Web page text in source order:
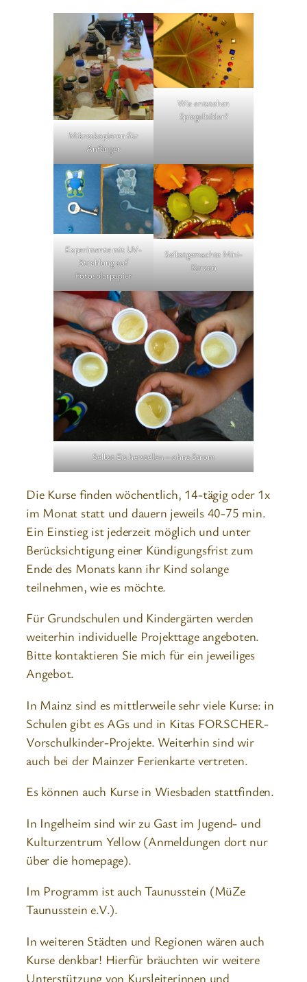
Mikroskopieren für
Anfänger
Wie entstehen
Spiegelbilder?
Experimente mit UV-
Strahlung auf
Fotosolarpapier
Selbstgemachte Mini-
Kerzen
Selbst Eis herstellen – ohne Strom
Die Kurse finden wöchentlich, 14-tägig oder 1x
im Monat statt und dauern jeweils 40-75 min.
Ein Einstieg ist jederzeit möglich und unter
Berücksichtigung einer Kündigungsfrist zum
Ende des Monats kann ihr Kind solange
teilnehmen, wie es möchte.
Für Grundschulen und Kindergärten werden
weiterhin individuelle Projekttage angeboten.
Bitte kontaktieren Sie mich für ein jeweiliges
Angebot.
In Mainz sind es mittlerweile sehr viele Kurse: in
Schulen gibt es AGs und in Kitas FORSCHER-
Vorschulkinder-Projekte. Weiterhin sind wir
auch bei der Mainzer Ferienkarte vertreten.
Es können auch Kurse in Wiesbaden stattfinden.
In Ingelheim sind wir zu Gast im Jugend- und
Kulturzentrum Yellow (Anmeldungen dort nur
über die homepage).
Im Programm ist auch Taunusstein (MüZe
Taunusstein e.V.).
In weiteren Städten und Regionen wären auch
Kurse denkbar! Hierfür bräuchten wir weitere
Unterstützung von Kursleiterinnen und